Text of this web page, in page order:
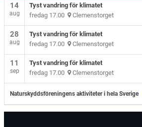
14
aug
Tyst vandring för klimatet
fredag 17.00 Clemenstorget
28
aug
Tyst vandring för klimatet
fredag 17.00 Clemenstorget
11
sep
Tyst vandring för klimatet
fredag 17.00 Clemenstorget
Naturskyddsföreningens aktiviteter i hela Sverige